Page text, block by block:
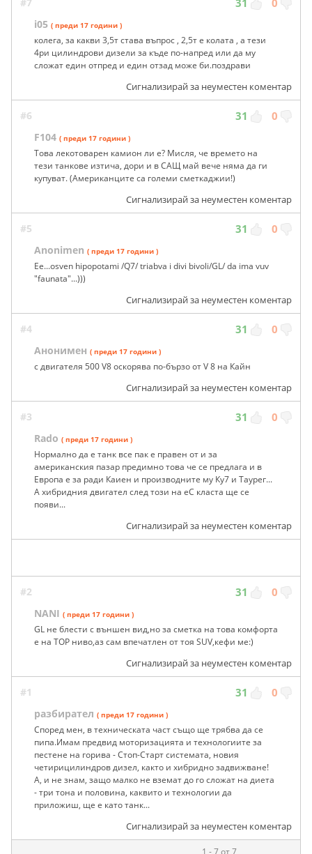
i05 ( преди 17 години )
колега, за какви 3,5т става въпрос , 2,5т е колата , а тези
4ри цилиндрови дизели за къде по-напред или да му
сложат един отпред и един отзад може би.поздрави
Сигнализирай за неуместен коментар
#6 31 0
F104 ( преди 17 години )
Това лекотоварен камион ли е? Мисля, че времето на
тези танкове изтича, дори и в САЩ май вече няма да ги
купуват. (Американците са големи сметкаджии!)
Сигнализирай за неуместен коментар
#5 31 0
Anonimen ( преди 17 години )
Ee...osven hipopotami /Q7/ triabva i divi bivoli/GL/ da ima vuv
"faunata"...)))
Сигнализирай за неуместен коментар
#4 31 0
Анонимен ( преди 17 години )
с двигателя 500 V8 оскорява по-бързо от V 8 на Кайн
Сигнализирай за неуместен коментар
#3 31 0
Rado ( преди 17 години )
Нормално да е танк все пак е правен от и за
американския пазар предимно това че се предлага и в
Европа е за ради Каиен и производните му Ку7 и Таурег...
А хибридния двигател след този на еС класта ще се
появи...
Сигнализирай за неуместен коментар
#2 31 0
NANI ( преди 17 години )
GL не блести с външен вид,но за сметка на това комфорта
е на TOP ниво,аз сам впечатлен от тоя SUV,кефи ме:)
Сигнализирай за неуместен коментар
#1 31 0
разбирател ( преди 17 години )
Според мен, в техническата част също ще трябва да се
пипа.Имам предвид моторизацията и технологиите за
пестене на горива - Стоп-Старт системата, новия
четирицилиндров дизел, както и хибридно задвижване!
А, и не знам, защо малко не вземат до го сложат на диета
- три тона и половина, каквито и технологии да
приложиш, ще е като танк...
Сигнализирай за неуместен коментар
1 - 7 от 7